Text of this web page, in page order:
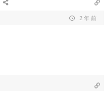
2 年 前